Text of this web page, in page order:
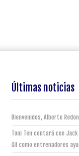
Últimas noticias
Bienvenidos, Alberto
Toni Ten contará con Jack
Gil como entrenadores